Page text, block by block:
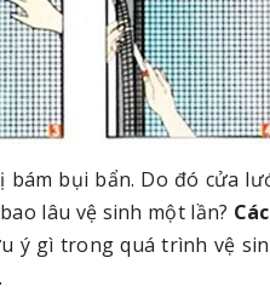
bụi bẩn. Do đó cửa
lâu vệ sinh một lần?
ý gì trong quá trình vệ